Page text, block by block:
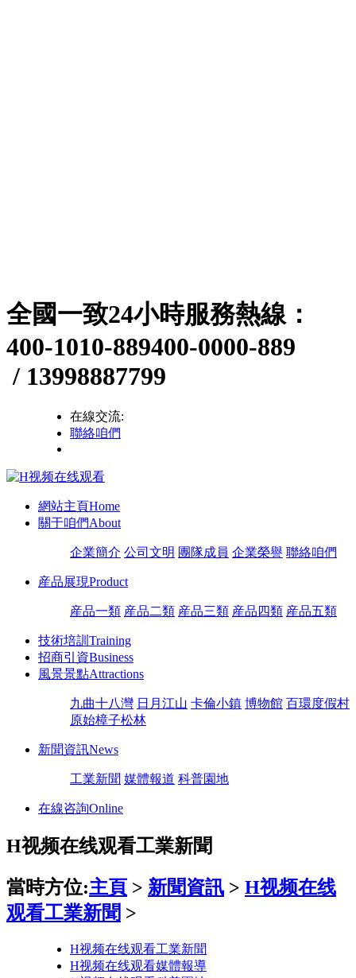
全國一致24小時服務熱線：
400-1010-889400-0000-889
/ 13998887799
在線交流:
聯絡咱們
網站主頁Home
關于咱們About
企業簡介 公司文明 團隊成員 企業榮譽 聯絡咱們
産品展現Product
産品一類 産品二類 産品三類 産品四類 産品五類
技術培訓 Training
招商引資Business
風景景點Attractions
九曲十八灣 日月江山 卡倫小鎮 博物館 百環度假村
原始樟子松林
新聞資訊News
工業新聞 媒體報道 科普園地
在線咨詢Online
H视频在线观看工業新聞
當時方位:主頁 > 新聞資訊 > H视频在线
观看工業新聞 >
H视频在线观看工業新聞
H视频在线观看媒體報導